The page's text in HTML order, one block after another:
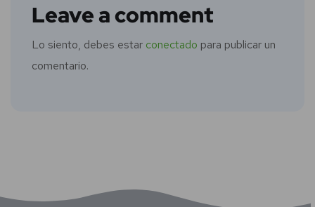
Leave a comment
Lo siento, debes estar conectado para publicar un
comentario.